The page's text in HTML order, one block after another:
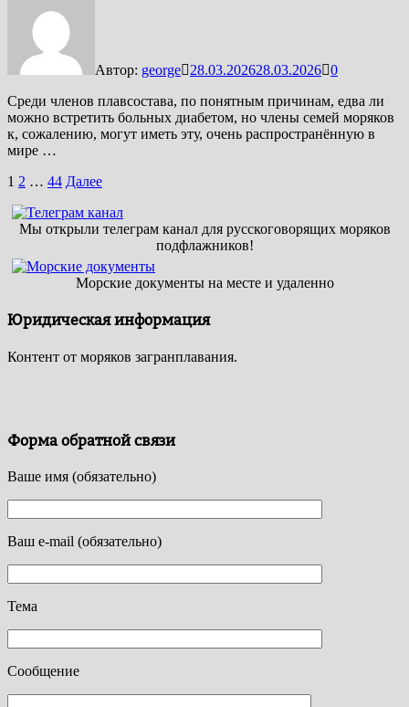
Автор: george 28.03.202628.03.2026 0
Среди членов плавсостава, по понятным причинам, едва ли
можно встретить больных диабетом, но члены семей моряков
к, сожалению, могут иметь эту, очень распространённую в
мире …
Пагинация
записей
1 2 … 44 Далее
Мы открыли телеграм канал для русскоговорящих моряков
подфлажников!
Морские документы на месте и удаленно
Юридическая информация
Контент от моряков загранплавания.
Форма обратной связи
Ваше имя (обязательно)
Ваш e-mail (обязательно)
Тема
Сообщение